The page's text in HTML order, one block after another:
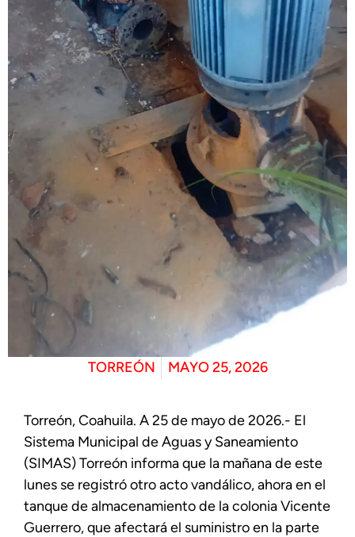
TORREÓN MAYO 25, 2026
Torreón, Coahuila. A 25 de mayo de 2026.- El
Sistema Municipal de Aguas y Saneamiento
(SIMAS) Torreón informa que la mañana de este
lunes se registró otro acto vandálico, ahora en el
tanque de almacenamiento de la colonia Vicente
Guerrero, que afectará el suministro en la parte